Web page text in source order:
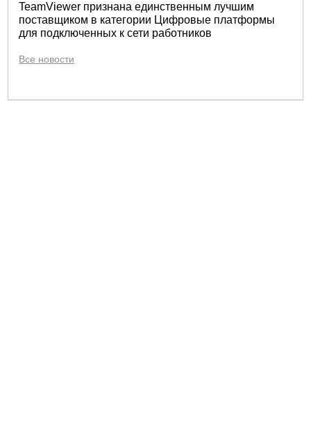
TeamViewer признана единственным лучшим
поставщиком в категории Цифровые платформы
для подключенных к сети работников
Все новости